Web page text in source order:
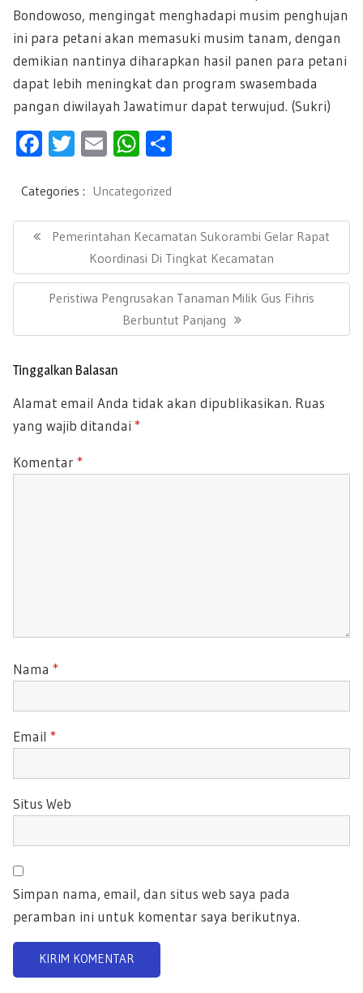
Bondowoso, mengingat menghadapi musim penghujan
ini para petani akan memasuki musim tanam, dengan
demikian nantinya diharapkan hasil panen para petani
dapat lebih meningkat dan program swasembada
pangan diwilayah Jawatimur dapat terwujud. (Sukri)
F
e
b
oo
k
T
tt
er
E
ail
W
at
s
A
p
p
e
Categories : Uncategorized
N
g
i
o
P
E
V
U
P
O
S
T
Pemerintahan Kecamatan Sukorambi Gelar Rapat
Koordinasi Di Tingkat Kecamatan
N
X
T
O
S
:
Peristiwa Pengrusakan Tanaman Milik Gus Fihris
Berbuntut Panjang
Tinggalkan Balasan
Alamat email Anda tidak akan dipublikasikan. Ruas
yang wajib ditandai *
Komentar *
Nama *
Email *
Situs Web
Simpan nama, email, dan situs web saya pada
peramban ini untuk komentar saya berikutnya.